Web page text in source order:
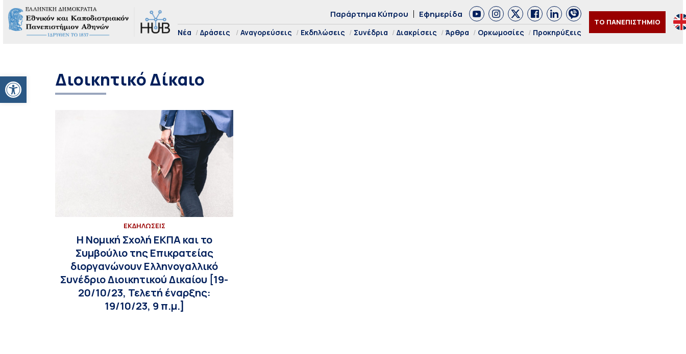
Ανοίξτε τη γραμμή εργαλείων
Παράρτημα Κύπρου Εφημερίδα
Νέα Δράσεις Αναγορεύσεις Εκδηλώσεις Συνέδρια Διακρίσεις Άρθρα Ορκωμοσίες Προκηρύξεις
ΤΟ ΠΑΝΕΠΙΣΤΗΜΙΟ
Διοικητικό Δίκαιο
ΕΚΔΗΛΩΣΕΙΣ
Η Νομική Σχολή ΕΚΠΑ και το
Συμβούλιο της Επικρατείας
διοργανώνουν Ελληνογαλλικό
Συνέδριο Διοικητικού Δικαίου [19-
20/10/23, Τελετή έναρξης:
19/10/23, 9 π.μ.]